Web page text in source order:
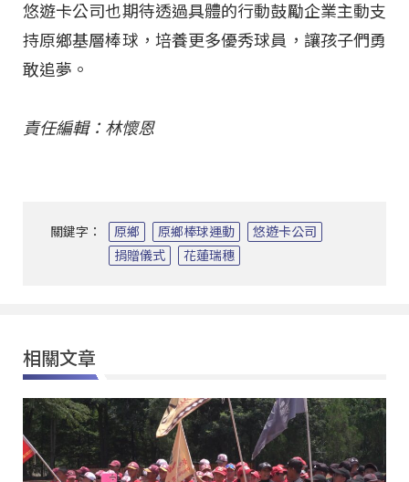
悠遊卡公司也期待透過具體的行動鼓勵企業主動支
持原鄉基層棒球，培養更多優秀球員，讓孩子們勇
敢追夢。
責任編輯：林懷恩
關鍵字： 原鄉 原鄉棒球運動
悠遊卡公司
捐贈儀式
花蓮瑞穗
相關文章